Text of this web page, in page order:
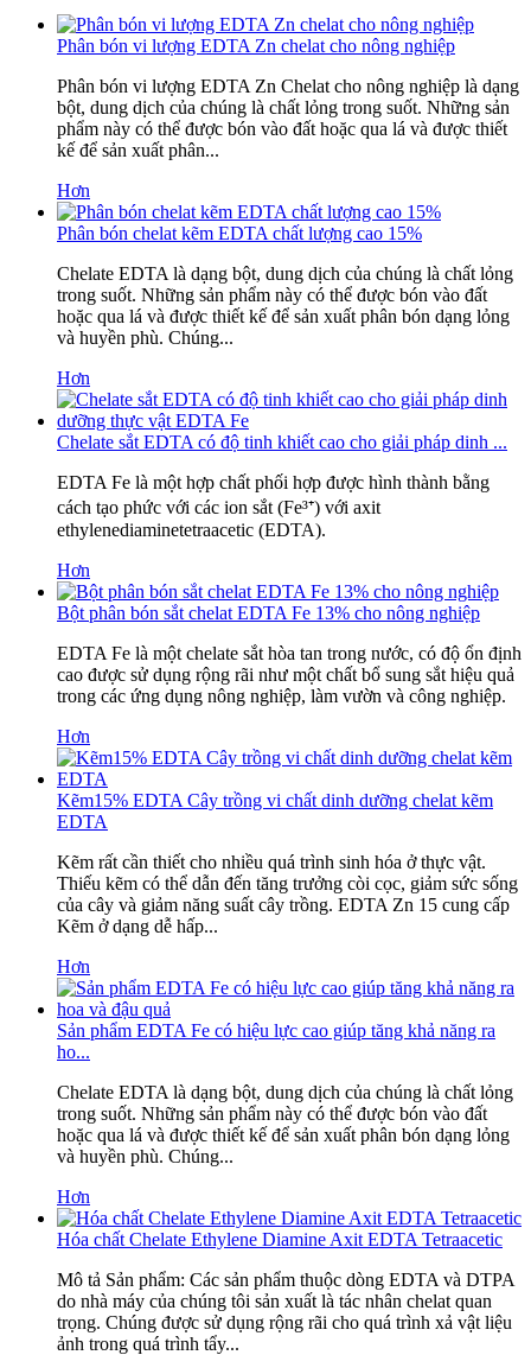
Phân bón vi lượng EDTA Zn chelat cho nông nghiệp
Phân bón vi lượng EDTA Zn Chelat cho nông nghiệp là dạng
bột, dung dịch của chúng là chất lỏng trong suốt. Những sản
phẩm này có thể được bón vào đất hoặc qua lá và được thiết
kế để sản xuất phân...
Hơn
Phân bón chelat kẽm EDTA chất lượng cao 15%
Chelate EDTA là dạng bột, dung dịch của chúng là chất lỏng
trong suốt. Những sản phẩm này có thể được bón vào đất
hoặc qua lá và được thiết kế để sản xuất phân bón dạng lỏng
và huyền phù. Chúng...
Hơn
Chelate sắt EDTA có độ tinh khiết cao cho giải pháp dinh ...
EDTA Fe là một hợp chất phối hợp được hình thành bằng
cách tạo phức với các ion sắt (Fe³⁺) với axit
ethylenediaminetetraacetic (EDTA).
Hơn
Bột phân bón sắt chelat EDTA Fe 13% cho nông nghiệp
EDTA Fe là một chelate sắt hòa tan trong nước, có độ ổn định
cao được sử dụng rộng rãi như một chất bổ sung sắt hiệu quả
trong các ứng dụng nông nghiệp, làm vườn và công nghiệp.
Hơn
Kẽm15% EDTA Cây trồng vi chất dinh dưỡng chelat kẽm
EDTA
Kẽm rất cần thiết cho nhiều quá trình sinh hóa ở thực vật.
Thiếu kẽm có thể dẫn đến tăng trưởng còi cọc, giảm sức sống
của cây và giảm năng suất cây trồng. EDTA Zn 15 cung cấp
Kẽm ở dạng dễ hấp...
Hơn
Sản phẩm EDTA Fe có hiệu lực cao giúp tăng khả năng ra
ho...
Chelate EDTA là dạng bột, dung dịch của chúng là chất lỏng
trong suốt. Những sản phẩm này có thể được bón vào đất
hoặc qua lá và được thiết kế để sản xuất phân bón dạng lỏng
và huyền phù. Chúng...
Hơn
Hóa chất Chelate Ethylene Diamine Axit EDTA Tetraacetic
Mô tả Sản phẩm: Các sản phẩm thuộc dòng EDTA và DTPA
do nhà máy của chúng tôi sản xuất là tác nhân chelat quan
trọng. Chúng được sử dụng rộng rãi cho quá trình xả vật liệu
ảnh trong quá trình tẩy...